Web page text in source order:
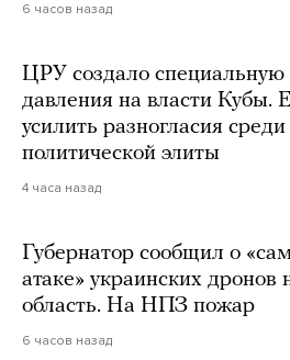
6 часов назад
ЦРУ создало специальную
давления на власти Кубы.
усилить разногласия
политической элиты
4 часа назад
Губернатор сообщил о
атаке» украинских дронов
область. На НПЗ пожар
6 часов назад